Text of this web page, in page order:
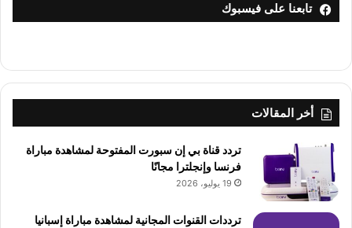
تابعنا على فيسبوك
أخر المقالات
تردد قناة بي إن سبورت المفتوحة لمشاهدة مباراة
فرنسا وإنجلترا مجانًا
19 يوليو، 2026
ترددات القنوات المجانية لمشاهدة مباراة إسبانيا